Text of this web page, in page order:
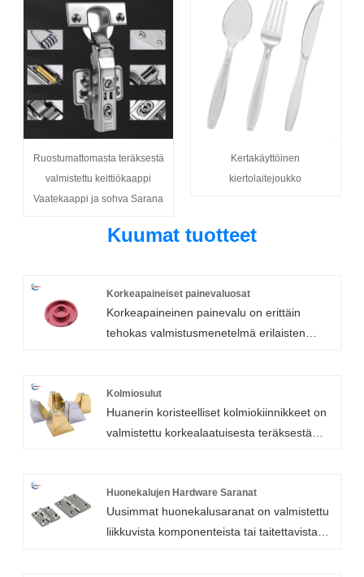
Ruostumattomasta teräksestä
valmistettu keittiökaappi
Vaatekaappi ja sohva Sarana
Kertakäyttöinen
kiertolaitejoukko
Kuumat tuotteet
Korkeapaineiset painevaluosat
Korkeapaineinen painevalu on erittäin
tehokas valmistusmenetelmä erilaisten
metallin suurella nopeudella ja korkealla
paineella suljettuun teräsmuottionteloon.
Suulakkeessa on kiinteä ja liikkuva puolisko,
Painevalukoneessa on ruiskutuspää, joka
käyttää hydrauliikkaa ja painekaasua
liikuttamaan mäntää eteenpäin
Kolmiosulut
Huanerin koristeelliset kolmiokiinnikkeet on
valmistettu korkealaatuisesta teräksestä
hyllyprojekteihin kotona, autotallissa, aitassa
tai toimistossa.
Huonekalujen Hardware Saranat
Uusimmat huonekalusaranat on valmistettu
liikkuvista komponenteista tai taitettavista